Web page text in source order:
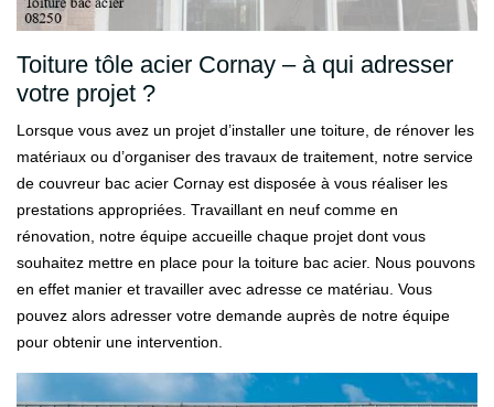
Toiture tôle acier Cornay – à qui adresser
votre projet ?
Lorsque vous avez un projet d’installer une toiture, de rénover les
matériaux ou d’organiser des travaux de traitement, notre service
de couvreur bac acier Cornay est disposée à vous réaliser les
prestations appropriées. Travaillant en neuf comme en
rénovation, notre équipe accueille chaque projet dont vous
souhaitez mettre en place pour la toiture bac acier. Nous pouvons
en effet manier et travailler avec adresse ce matériau. Vous
pouvez alors adresser votre demande auprès de notre équipe
pour obtenir une intervention.